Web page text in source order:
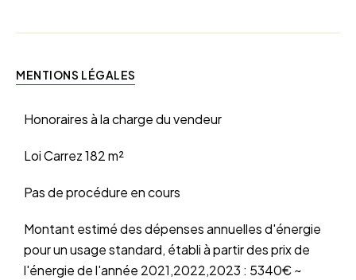
MENTIONS LÉGALES
Honoraires à la charge du vendeur
Loi Carrez182 m²
Pas de procédure en cours
Montant estimé des dépenses annuelles d'énergie
pour un usage standard, établi à partir des prix de
l'énergie de l'année 2021,2022,2023 : 5340€ ~